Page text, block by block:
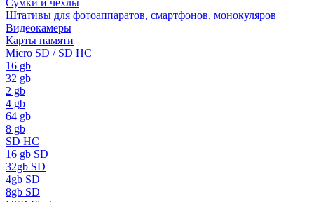
Сумки и чехлы
Штативы для фотоаппаратов, смартфонов, монокуляров
Видеокамеры
Карты памяти
Micro SD / SD HC
16 gb
32 gb
2 gb
4 gb
64 gb
8 gb
SD HC
16 gb SD
32gb SD
4gb SD
8gb SD